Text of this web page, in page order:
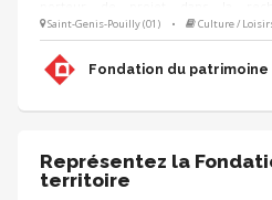
communication, l'animation de sa
projet. - Vous contribuez au
ressources (mécènes, donateurs,
les actions de la Fondation.
Saint-Genis-Pouilly (01) • Culture /
Fondation du
Représentez la
territoire